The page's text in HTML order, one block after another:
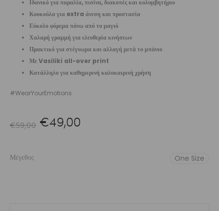
Ιδανικό για παραλία, πισίνα, διακοπές και κολυμβητήριο
Κουκούλα για extra άνεση και προστασία
Εύκολο φόρεμα πάνω από το μαγιό
Χαλαρή γραμμή για ελευθερία κινήσεων
Πρακτικό για στέγνωμα και αλλαγή μετά το μπάνιο
Με Vasiliki all-over print
Κατάλληλο για καθημερινή καλοκαιρινή χρήση
#WearYourEmotions
€59,00 Original
€49,00
Μέγεθος One Size